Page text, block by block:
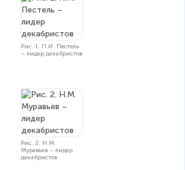
Рис. 1. П.И. Пестель
– лидер декабристов
Рис. 2. Н.М.
Муравьев – лидер
декабристов